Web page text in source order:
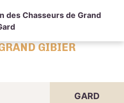
des Chasseurs de Grand
GIBIER
GARD